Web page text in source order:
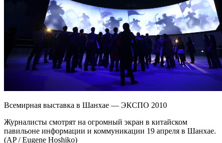
Всемирная выставка в Шанхае — ЭКСПО 2010
Журналисты смотрят на огромный экран в китайском
павильоне информации и коммуникации 19 апреля в Шанхае.
(AP / Eugene Hoshiko)